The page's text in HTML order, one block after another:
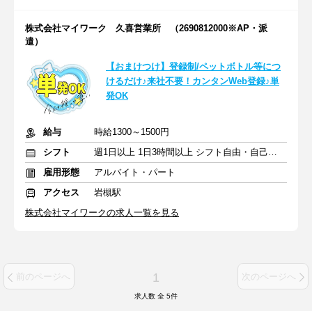
株式会社マイワーク 久喜営業所 （2690812000※AP・派
遣）
【おまけつけ】登録制/ペットボトル等につ
けるだけ♪来社不要！カンタンWeb登録♪単
発OK
給与
時給1300～1500円
シフト
週1日以上 1日3時間以上 シフト自由・自己申告
雇用形態
アルバイト・パート
アクセス
岩槻駅
株式会社マイワークの求人一覧を見る
前のページへ 1 次のページへ
求人数 全 5件